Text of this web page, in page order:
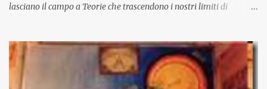
lasciano il campo a Teorie che trascendono i nostri limiti di
più accreditata, il Big-Bang e l'Universo inflazionario, ha dei
paradossi e delle lacune difficilmente sormontabili che sono tali da
far pensare che con il miglioramento delle osservazioni